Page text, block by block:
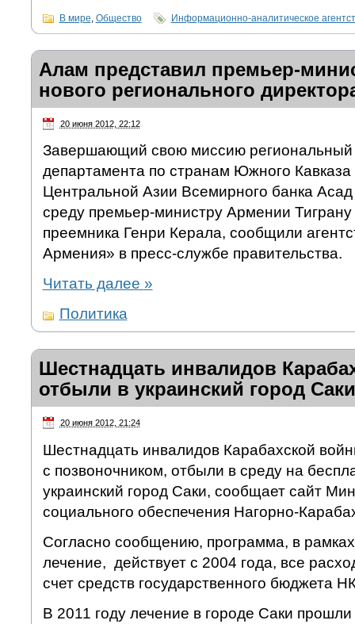
В мире Общество Информационно-аналитическое
Алам представил премьер-
нового регионального
20 июня 2012, 22:12
Завершающий свою миссию региональный
департамента по странам Южного
Центральной Азии Всемирного банка
среду премьер-министру Армении Тиграну
преемника Генри Керала, сообщили
Армения» в пресс-службе правительства.
Читать далее »
Политика
Шестнадцать инвалидов
отбыли в украинский город
20 июня 2012, 21:24
Шестнадцать инвалидов Карабахской
с позвоночником, отбыли в среду на
украинский город Саки, сообщает сайт
социального обеспечения Нагорно-
Согласно сообщению, программа, в
лечение, действует с 2004 года, все
счет средств государственного бюджета
В 2011 году лечение в городе Саки